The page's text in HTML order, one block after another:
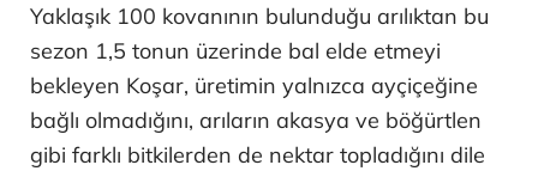
Yaklaşık 100 kovanının bulunduğu arılıktan bu
sezon 1,5 tonun üzerinde bal elde etmeyi
bekleyen Koşar, üretimin yalnızca ayçiçeğine
bağlı olmadığını, arıların akasya ve böğürtlen
gibi farklı bitkilerden de nektar topladığını dile